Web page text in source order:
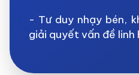
- Tư duy nhạy bén,
giải quyết vấn đề linh